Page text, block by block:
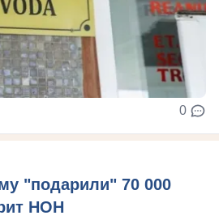
0
"подарили" 70 000
НОН